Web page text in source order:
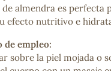
de almendra es perfecta
efecto nutritivo e
de empleo:
sobre la piel mojada o